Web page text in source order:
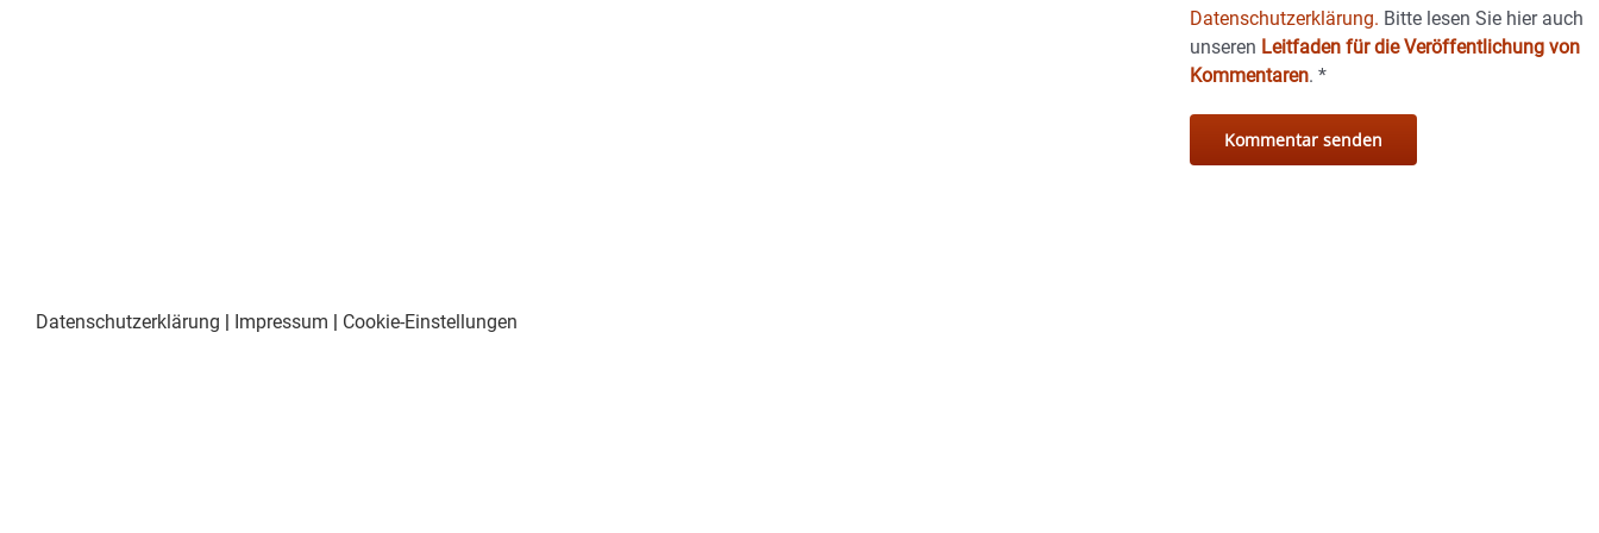
Datenschutzerklärung. Bitte lesen Sie hier auch
unseren Leitfaden für die Veröffentlichung von
Kommentaren.*
Datenschutzerklärung | Impressum | Cookie-Einstellungen